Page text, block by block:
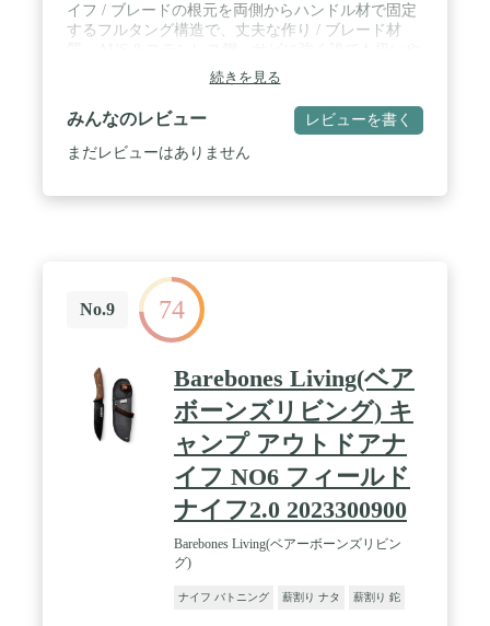
イフ / ブレードの根元を両側からハンドル材で固定
するフルタング構造で、丈夫な作り / ブレード材
すい素材。刃長：約10.8cm、重量：約380g / グリッ
プ部分には指にフィットする窪みがついており、使
用中に滑りにくくなっています。 / グリップ底には
ストラップを通す紐が付属、紛失防止に役立ちま
す。
続きを見る
みんなのレビュー レビューを書く
まだレビューはありません
No.9 74
Barebones Living(ベア
ボーンズリビング) キ
ャンプ アウトドアナ
イフ NO6 フィールド
ナイフ2.0 2023300900
Barebones Living(ベアーボーンズリビン
グ)
ナイフ バトニング 薪割り ナタ 薪割り 鉈